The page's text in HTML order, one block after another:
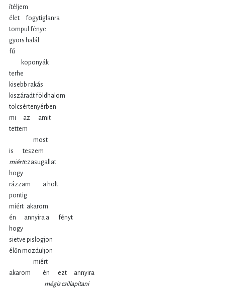
ítéljem
élet fogytiglanra
tompul fénye
gyors halál
fű
koponyák
terhe
kisebb rakás
kiszáradt földhalom
tölcsértenyérben
mi az amit
tettem
most
is teszem
miértezasugallat
hogy
rázzam a holt
pontig
miért akarom
én annyira a fényt
hogy
sietve pislogjon
élőn mozduljon
miért
akarom én ezt annyira
mégis csillapítani